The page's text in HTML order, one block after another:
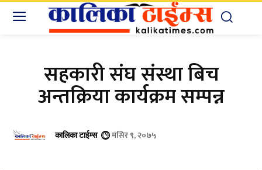
सहकारी संघ संस्था बिच
अन्तक्रिया कार्यक्रम सम्पन्न
कालिका टाईम्स मंसिर ९, २०७५